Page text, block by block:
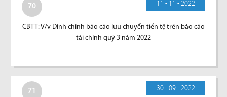
70 11 - 11 - 2022
CBTT: V/v Đính chính báo cáo lưu chuyển tiền tệ trên báo cáo
tài chính quý 3 năm 2022
71 30 - 09 - 2022